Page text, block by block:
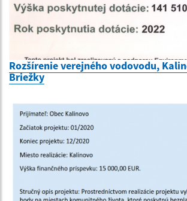
Rozšírenie verejného vodovodu,
Briežky